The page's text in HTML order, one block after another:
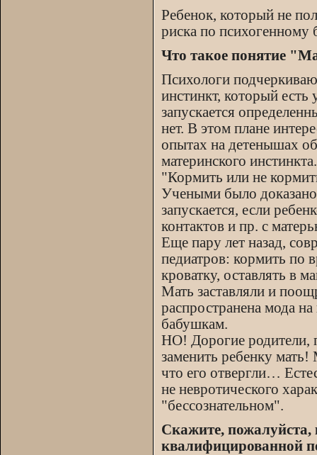
Ребенок, который не
риска по психогенному
Что такое понятие
Психологи
инстинкт, который
запускается
нет. В этом плане
опытах на детенышах
материнского
"Кормить или не
Учеными было
запускается, если
контактов и пр. с
Еще пару лет назад,
педиатров: кормить по
кроватку, оставлять в
Мать заставляли и
распространена мода
бабушкам.
НО! Дорогие родители,
заменить ребенку
что его отвергли…
не невротического
"бессознательном".
Скажите, пожалуйста,
квалифицированной